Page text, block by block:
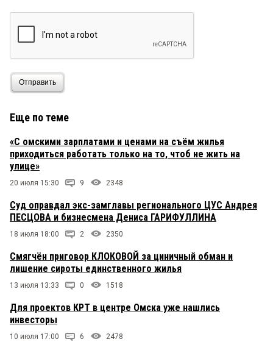
Отправить
Еще по теме
«С омскими зарплатами и ценами на съём жилья
приходиться работать только на то, чтоб не жить на
улице»
20 июля 15:30 9 2348
Суд оправдал экс-замглавы регионального ЦУС Андрея
ПЕСЦОВА и бизнесмена Дениса ГАРИФУЛЛИНА
18 июля 18:00 2 2350
Смягчён приговор КЛОКОВОЙ за циничный обман и
лишение сироты единственного жилья
13 июля 13:33 0 1518
Для проектов КРТ в центре Омска уже нашлись
инвесторы
10 июля 17:00 6 2478